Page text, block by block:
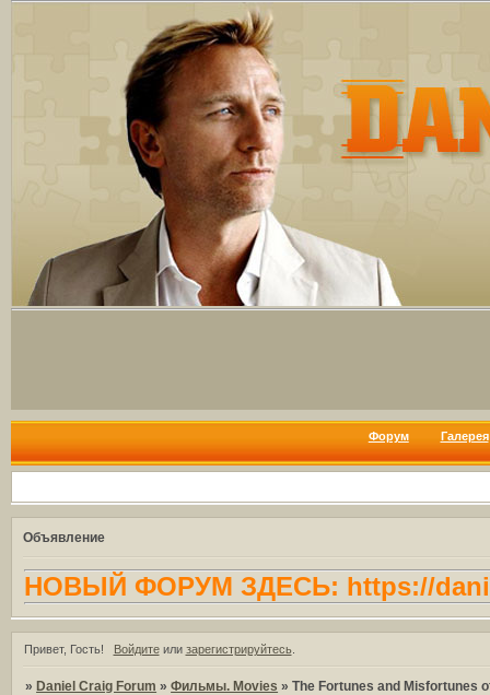
Форум Галерея
Объявление
НОВЫЙ ФОРУМ ЗДЕСЬ: https://
Привет, Гость! Войдитеили зарегистрируйтесь.
»Daniel Craig Forum »Фильмы. Movies »The Fortunes and Misfortunes